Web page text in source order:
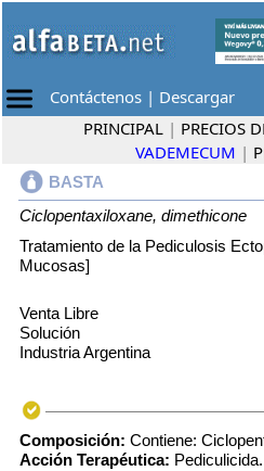
Contáctenos | Descargar
PRINCIPAL | PRECIOS
VADEMECUM |
BASTA
Ciclopentaxiloxane, dimethicone
Tratamiento de la Pediculosis
Mucosas]
Venta Libre
Solución
Industria Argentina
Composición: Contiene:
Acción Terapéutica: Pediculicida.